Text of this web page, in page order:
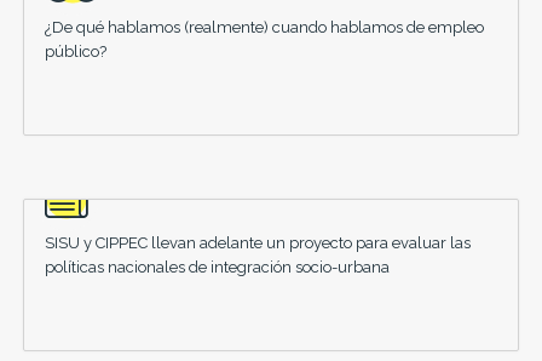
¿De qué hablamos (realmente) cuando hablamos de empleo
público?
SISU y CIPPEC llevan adelante un proyecto para evaluar las
políticas nacionales de integración socio-urbana